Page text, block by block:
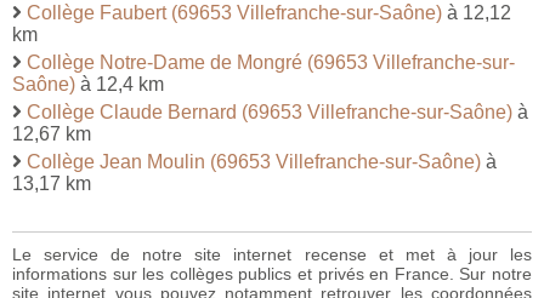
Collège Faubert (69653 Villefranche-sur-Saône) à 12,12
km
Collège Notre-Dame de Mongré (69653 Villefranche-sur-
Saône) à 12,4 km
Collège Claude Bernard (69653 Villefranche-sur-Saône) à
12,67 km
Collège Jean Moulin (69653 Villefranche-sur-Saône) à
13,17 km
Le service de notre site internet recense et met à jour les
informations sur les collèges publics et privés en France. Sur notre
site internet vous pouvez notamment retrouver les coordonnées